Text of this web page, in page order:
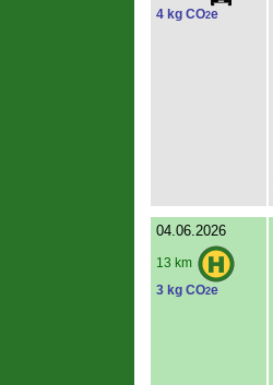
4 kg CO2e
04.06.2026
13 km
3 kg CO2e